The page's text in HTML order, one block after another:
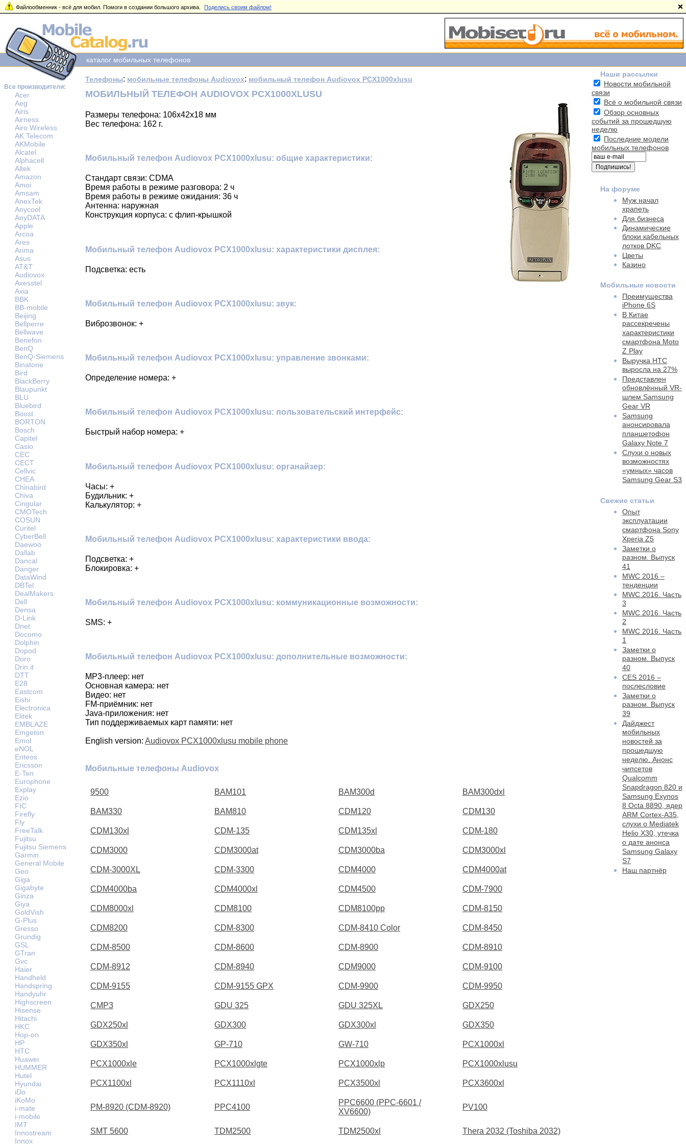
Файлообменник - всё для мобил. Помоги в создании большого архива. Поделись своим файлом!
Все производители:
Acer
Aeg
Airis
Airness
Airo Wireless
AK Telecom
AKMobile
Alcatel
Alphacell
Altek
Amazon
Amoi
Amsam
AnexTek
Anycool
AnyDATA
Apple
Arcoa
Ares
Arima
Asus
AT&T
Audiovox
Axesstel
Axia
BBK
BB-mobile
Beijing
Bellperre
Bellwave
Benefon
BenQ
BenQ-Siemens
Binatone
Bird
BlackBerry
Blaupunkt
BLU
Bluebird
Boost
BORTON
Bosch
Capitel
Casio
CEC
CECT
Cellvic
CHEA
Chinabird
Chiva
Cingular
CMOTech
COSUN
Curitel
CyberBell
Daewoo
Dallab
Dancal
Danger
DataWind
DBTel
DealMakers
Dell
Densa
D-Link
Dnet
Docomo
Dolphin
Dopod
Doro
Drin.it
DTT
E28
Eastcom
Eishi
Electronica
Elitek
EMBLAZE
Emgeton
Emol
eNOL
Enteos
Ericsson
E-Ten
Europhone
Explay
Ezio
FIC
Firefly
Fly
FreeTalk
Fujitsu
Fujitsu Siemens
Garmin
General Mobile
Geo
Giga
Gigabyte
Ginza
Giya
GoldVish
G-Plus
Gresso
Grundig
GSL
GTran
Gvc
Haier
Handheld
Handspring
Handyuhr
Highscreen
Hisense
Hitachi
HKC
Hop-on
HP
HTC
Huawei
HUMMER
Hutel
Hyundai
iDo
iKoMo
i-mate
i-mobile
IMT
Innostream
Innox
каталог мобильных телефонов
Телефоны: мобильные телефоны Audiovox: мобильный телефон Audiovox PCX1000xlusu
МОБИЛЬНЫЙ ТЕЛЕФОН AUDIOVOX PCX1000XLUSU
Размеры телефона: 106x42x18 мм
Вес телефона: 162 г.
Мобильный телефон Audiovox PCX1000xlusu: общие характеристики:
Стандарт связи: CDMA
Время работы в режиме разговора: 2 ч
Время работы в режиме ожидания: 36 ч
Антенна: наружная
Конструкция корпуса: с флип-крышкой
Мобильный телефон Audiovox PCX1000xlusu: характеристики дисплея:
Подсветка: есть
Мобильный телефон Audiovox PCX1000xlusu: звук:
Виброзвонок: +
Мобильный телефон Audiovox PCX1000xlusu: управление звонками:
Определение номера: +
Мобильный телефон Audiovox PCX1000xlusu: пользовательский интерфейс:
Быстрый набор номера: +
Мобильный телефон Audiovox PCX1000xlusu: органайзер:
Часы: +
Будильник: +
Калькулятор: +
Мобильный телефон Audiovox PCX1000xlusu: характеристики ввода:
Подсветка: +
Блокировка: +
Мобильный телефон Audiovox PCX1000xlusu: коммуникационные возможности:
SMS: +
Мобильный телефон Audiovox PCX1000xlusu: дополнительные возможности:
MP3-плеер: нет
Основная камера: нет
Видео: нет
FM-приёмник: нет
Java-приложения: нет
Тип поддерживаемых карт памяти: нет
English version: Audiovox PCX1000xlusu mobile phone
Мобильные телефоны Audiovox
9500 BAM101 BAM300d BAM300dxl
BAM330 BAM810 CDM120 CDM130
CDM130xl CDM-135 CDM135xl CDM-180
CDM3000 CDM3000at CDM3000ba CDM3000xl
CDM-3000XL CDM-3300 CDM4000 CDM4000at
CDM4000ba CDM4000xl CDM4500 CDM-7900
CDM8000xl CDM8100 CDM8100pp CDM-8150
CDM8200 CDM-8300 CDM-8410 Color CDM-8450
CDM-8500 CDM-8600 CDM-8900 CDM-8910
CDM-8912 CDM-8940 CDM9000 CDM-9100
CDM-9155 CDM-9155 GPX CDM-9900 CDM-9950
CMP3 GDU 325 GDU 325XL GDX250
GDX250xl GDX300 GDX300xl GDX350
GDX350xl GP-710 GW-710 PCX1000xl
PCX1000xle PCX1000xlgte PCX1000xlp PCX1000xlusu
PCX1100xl PCX1110xl PCX3500xl PCX3600xl
PM-8920 (CDM-8920) PPC4100
PPC6600 (PPC-6601 /
XV6600)
PV100
SMT 5600 TDM2500 TDM2500xl Thera 2032 (Toshiba 2032)
Наши рассылки
Новости мобильной
связи
Всё о мобильной связи
Обзор основных
событий за прошедшую
неделю
Последние модели
мобильных телефонов
На форуме
Муж начал
храпеть
Для бизнеса
Динамические
блоки кабельных
лотков DKC
Цветы
Казино
Мобильные новости
Преимущества
iPhone 6S
В Китае
рассекречены
характеристики
смартфона Moto
Z Play
Выручка HTC
выросла на 27%
Представлен
обновлённый VR-
шлем Samsung
Gear VR
Samsung
анонсировала
планшетофон
Galaxy Note 7
Слухи о новых
возможностях
«умных» часов
Samsung Gear S3
Свежие статьи
Опыт
эксплуатации
смартфона Sony
Xperia Z5
Заметки о
разном. Выпуск
41
MWC 2016 –
тенденции
MWC 2016. Часть
3
MWC 2016. Часть
2
MWC 2016. Часть
1
Заметки о
разном. Выпуск
40
CES 2016 –
послесловие
Заметки о
разном. Выпуск
39
Дайджест
мобильных
новостей за
прошедшую
неделю. Анонс
чипсетов
Qualcomm
Snapdragon 820 и
Samsung Exynos
8 Octa 8890, ядер
ARM Cortex-A35,
слухи о Mediatek
Helio X30, утечка
о дате анонса
Samsung Galaxy
S7
Наш партнёр